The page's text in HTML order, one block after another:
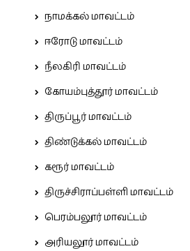
நாமக்கல் மாவட்டம்
ஈரோடு மாவட்டம்
நீலகிரி மாவட்டம்
கோயம்புத்தூர் மாவட்டம்
திருப்பூர் மாவட்டம்
திண்டுக்கல் மாவட்டம்
கரூர் மாவட்டம்
திருச்சிராப்பள்ளி மாவட்டம்
பெரம்பலூர் மாவட்டம்
அரியலூர் மாவட்டம்